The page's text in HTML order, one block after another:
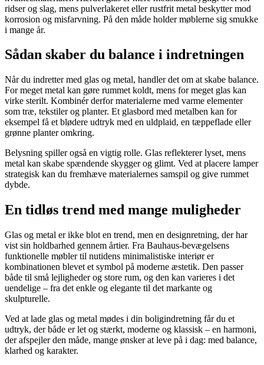
ridser og slag, mens pulverlakeret eller rustfrit metal beskytter mod
korrosion og misfarvning. På den måde holder møblerne sig smukke
i mange år.
Sådan skaber du balance i indretningen
Når du indretter med glas og metal, handler det om at skabe balance.
For meget metal kan gøre rummet koldt, mens for meget glas kan
virke sterilt. Kombinér derfor materialerne med varme elementer
som træ, tekstiler og planter. Et glasbord med metalben kan for
eksempel få et blødere udtryk med en uldplaid, en tæppeflade eller
grønne planter omkring.
Belysning spiller også en vigtig rolle. Glas reflekterer lyset, mens
metal kan skabe spændende skygger og glimt. Ved at placere lamper
strategisk kan du fremhæve materialernes samspil og give rummet
dybde.
En tidløs trend med mange muligheder
Glas og metal er ikke blot en trend, men en designretning, der har
vist sin holdbarhed gennem årtier. Fra Bauhaus-bevægelsens
funktionelle møbler til nutidens minimalistiske interiør er
kombinationen blevet et symbol på moderne æstetik. Den passer
både til små lejligheder og store rum, og den kan varieres i det
uendelige – fra det enkle og elegante til det markante og
skulpturelle.
Ved at lade glas og metal mødes i din boligindretning får du et
udtryk, der både er let og stærkt, moderne og klassisk – en harmoni,
der afspejler den måde, mange ønsker at leve på i dag: med balance,
klarhed og karakter.